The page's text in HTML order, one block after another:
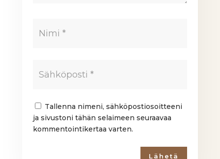
Tallenna nimeni, sähköpostiosoitteeni
ja sivustoni tähän selaimeen seuraavaa
kommentointikertaa varten.
Lähetä